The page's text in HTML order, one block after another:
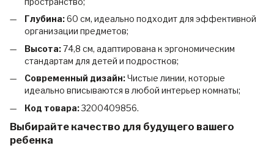
Глубина:60 см, идеально подходит для эффективной
организации предметов;
Высота:74,8 см, адаптирована к эргономическим
стандартам для детей и подростков;
Современный дизайн:Чистые линии, которые
идеально вписываются в любой интерьер комнаты;
Код товара:3200409856.
Выбирайте качество для будущего вашего
ребенка